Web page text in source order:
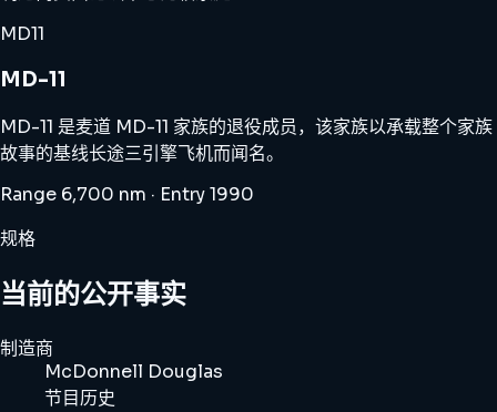
MD11
MD-11
MD-11 是麦道 MD-11 家族的退役成员，该家族以承载整个家族
故事的基线长途三引擎飞机而闻名。
Range 6,700 nm · Entry 1990
规格
当前的公开事实
制造商
McDonnell Douglas
节目历史